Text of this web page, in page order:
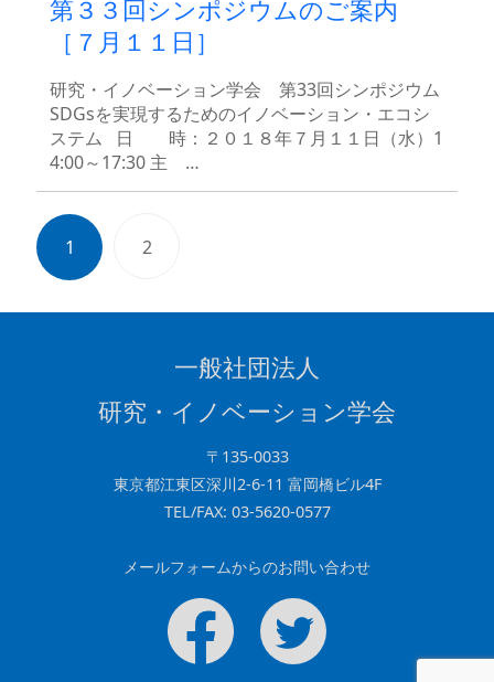
第３３回シンポジウムのご案内
［７月１１日］
研究・イノベーション学会 第33回シンポジウム
SDGsを実現するためのイノベーション・エコシ
ステム 日 時：２０１８年７月１１日（水）1
4:00～17:30 主 …
1 2
一般社団法人
研究・イノベーション学会
〒135-0033
東京都江東区深川2-6-11 富岡橋ビル4F
TEL/FAX: 03-5620-0577
メールフォームからのお問い合わせ